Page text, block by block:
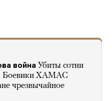
война Убиты сотни
Боевики ХАМАС
чрезвычайное